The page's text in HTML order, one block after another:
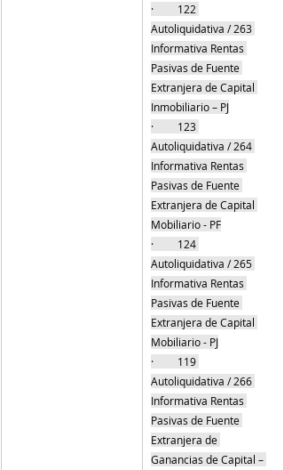
·         122
Autoliquidativa / 263
Informativa Rentas
Pasivas de Fuente
Extranjera de Capital
Inmobiliario – PJ
·         123
Autoliquidativa / 264
Informativa Rentas
Pasivas de Fuente
Extranjera de Capital
Mobiliario - PF
·         124
Autoliquidativa / 265
Informativa Rentas
Pasivas de Fuente
Extranjera de Capital
Mobiliario - PJ
·         119
Autoliquidativa / 266
Informativa Rentas
Pasivas de Fuente
Extranjera de
Ganancias de Capital –